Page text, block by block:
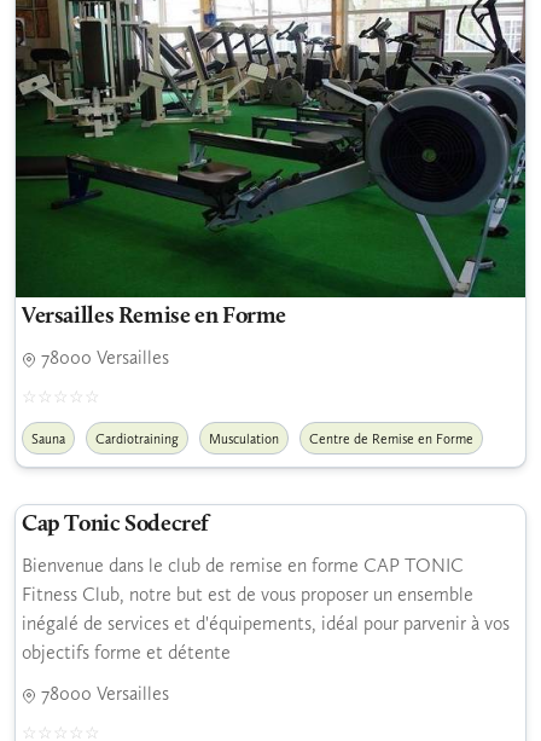
Versailles Remise en Forme
78000 Versailles
Sauna Cardiotraining Musculation Centre de Remise en Forme
Cap Tonic Sodecref
Bienvenue dans le club de remise en forme CAP TONIC
Fitness Club, notre but est de vous proposer un ensemble
inégalé de services et d'équipements, idéal pour parvenir à vos
objectifs forme et détente
78000 Versailles